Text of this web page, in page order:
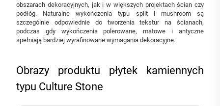
obszarach dekoracyjnych, jak i w większych projektach ścian czy
podłóg. Naturalne wykończenia typu split i mushroom są
szczególnie odpowiednie do tworzenia tekstur na ścianach,
podczas gdy wykończenia polerowane, matowe i antyczne
spełniają bardziej wyrafinowane wymagania dekoracyjne.
Obrazy produktu płytek kamiennych
typu Culture Stone